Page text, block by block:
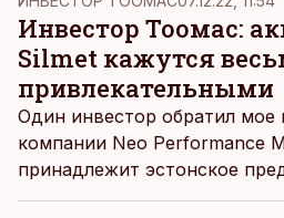
Инвестор Тоомас:
Silmet кажутся
привлекательными
Один инвестор обратил мое
компании Neo Performance
принадлежит эстонское
кажется интересным